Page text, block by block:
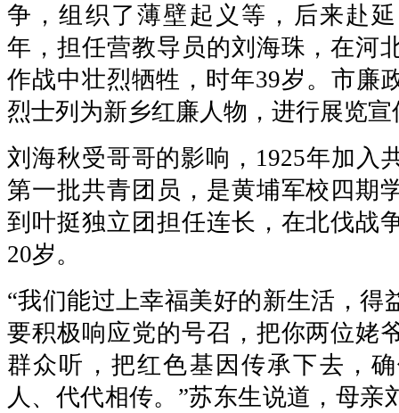
争，组织了薄壁起义等，后来赴
年，担任营教导员的刘海珠，在河
作战中壮烈牺牲，时年39岁。市廉
烈士列为新乡红廉人物，进行展览宣
刘海秋受哥哥的影响，1925年加入
第一批共青团员，是黄埔军校四期
到叶挺独立团担任连长，在北伐战
20岁。
“我们能过上幸福美好的新生活，得
要积极响应党的号召，把你两位姥
群众听，把红色基因传承下去，
人、代代相传。”苏东生说道，母亲